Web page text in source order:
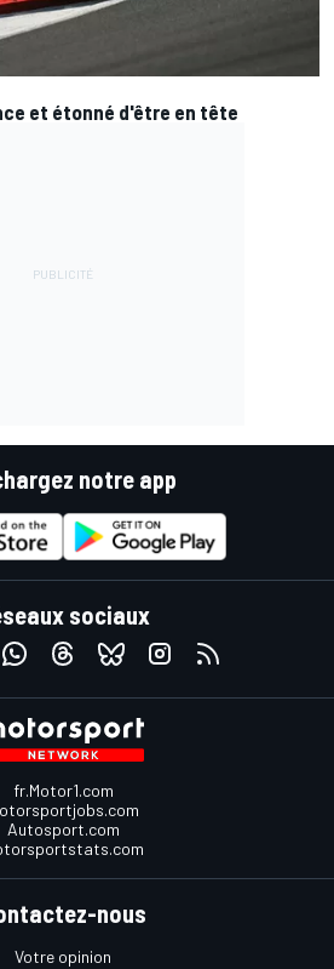
et étonné d'être en tête
notre app
sociaux
fr.Motor1.com
Autosport.com
nous
Votre opinion